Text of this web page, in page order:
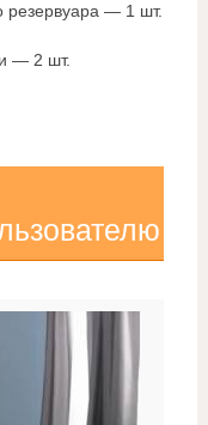
резервуара — 1 шт.
— 2 шт.